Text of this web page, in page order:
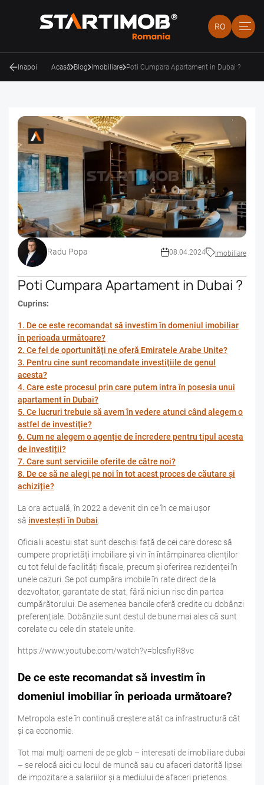
RO
Inapoi Acasă Blog Imobiliare Poti Cumpara Apartament in Dubai ?
Radu Popa 08.04.2024 Imobiliare
Poti Cumpara Apartament in Dubai ?
Cuprins:
1. De ce este recomandat să investim în domeniul imobiliar
în perioada următoare?
2. Ce fel de oportunități ne oferă Emiratele Arabe Unite?
3. Pentru cine sunt recomandate investițiile de genul
acesta?
4. Care este procesul prin care putem intra în posesia unui
apartament în Dubai?
5. Ce lucruri trebuie să avem în vedere atunci când alegem o
astfel de investiție?
6. Cum ne alegem o agenție de încredere pentru tipul acesta
de investiții?
7. Care sunt serviciile oferite de către noi?
8. De ce să ne alegi pe noi în tot acest proces de căutare și
achiziție?
La ora actuală, în 2022 a devenit din ce în ce mai ușor
să investești în Dubai.
Oficialii acestui stat sunt deschiși față de cei care doresc să
cumpere proprietăți imobiliare și vin în întâmpinarea clienților
cu tot felul de facilități fiscale, precum și oferirea rezidenței în
unele cazuri. Se pot cumpăra imobile în rate direct de la
dezvoltator, garantate de stat, fără nici un risc din partea
cumpărătorului. De asemenea bancile oferă credite cu dobânzi
preferențiale. Dobânzile sunt destul de bune mai ales că sunt
corelate cu cele din statele unite.
https://www.youtube.com/watch?v=blcsfiyR8vc
De ce este recomandat să investim în
domeniul imobiliar în perioada următoare?
Metropola este în continuă creștere atât ca infrastructură cât
și ca economie.
Tot mai mulți oameni de pe glob – interesati de imobiliare dubai
– se relocă aici cu locul de muncă sau cu afaceri datorită lipsei
de impozitare a salariilor și a mediului de afaceri prietenos.